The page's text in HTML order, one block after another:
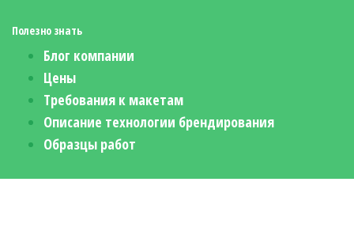
Полезно знать
Блог компании
Цены
Требования к макетам
Описание технологии брендирования
Образцы работ